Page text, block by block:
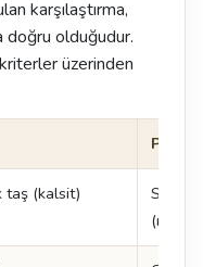
karşılaştırma,
doğru olduğudur.
üzerinden
(kalsit)